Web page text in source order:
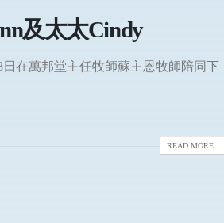
及太太Cindy
日在萬邦堂主任牧師蘇主恩牧師陪同下
READ MORE...